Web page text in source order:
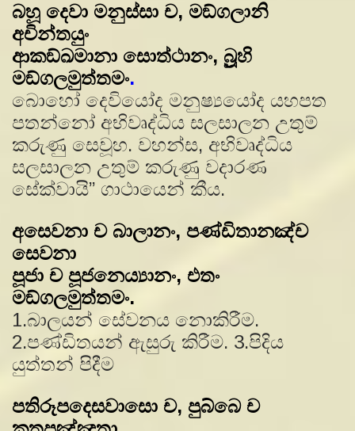
බහූ දෙවා මනුස්සා ච, මඞ්ගලානි
අචින්තයුං
ආකඞ්ඛමානා සොත්ථානං, බ්‍රූහි
මඞ්ගලමුත්තමං.
බොහෝ දෙවියෝද මනුෂ්‍යයෝද යහපත
පතන්නෝ අභිවෘද්ධිය සලසාලන උතුම්
කරුණු සෙවූහ. වහන්ස, අභිවෘද්ධිය
සලසාලන උතුම් කරුණු වදාරණ
සේක්වායි” ගාථායෙන් කීය.
අසෙවනා ච බාලානං, පණ්ඩිතානඤ්ච
සෙවනා
පූජා ච පූජනෙය්‍යානං, එතං
මඞ්ගලමුත්තමං.
1.බාලයන් සේවනය නොකිරීම.
2.පණ්ඩිතයන් ඇසුරු කිරීම. 3.පිදිය
යුත්තන් පිදීම
පතිරූපදෙසවාසො ච, පුබ්බෙ ච